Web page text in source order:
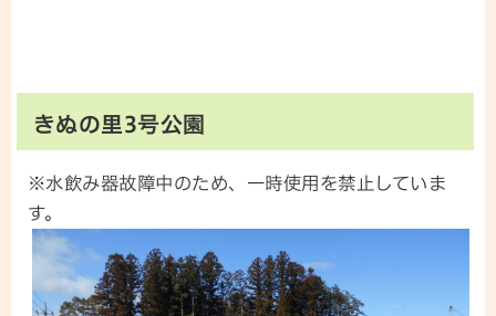
きぬの里3号公園
※水飲み器故障中のため、一時使用を禁止していま
す。